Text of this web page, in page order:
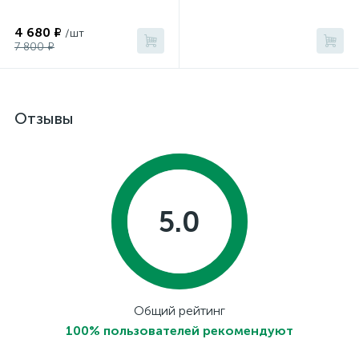
4 680 ₽ /шт
7 800 ₽
Отзывы
5.0
Общий рейтинг
100% пользователей рекомендуют